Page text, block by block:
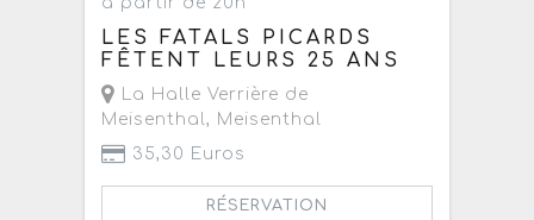
LES FATALS PICARDS
FÊTENT LEURS 25 ANS
La Halle Verrière de
Meisenthal , Meisenthal
35,30 Euros
RÉSERVATION